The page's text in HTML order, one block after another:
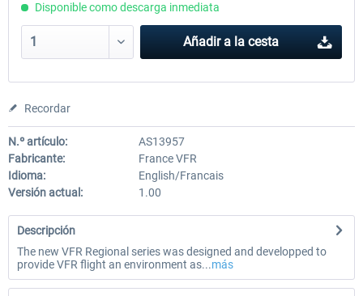
Disponible como descarga inmediata
Añadir a la cesta
Recordar
N.º artículo:
AS13957
Fabricante:
France VFR
Idioma:
English/Francais
Versión actual:
1.00
Descripción
The new VFR Regional series was designed and developped to
provide VFR flight an environment as...más